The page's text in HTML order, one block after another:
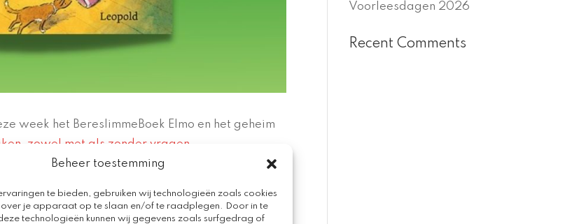
Beheer toestemming
te bieden, gebruiken wij technologieën zoals cookies
over je apparaat op te slaan en/of te raadplegen. Door in te
technologieën kunnen wij gegevens zoals surfgedrag of
week het BereslimmeBoek Elmo en het geheim
zowel met als zonder vragen.
hij moet bewaren.
Voorleesdagen 2026
Recent Comments